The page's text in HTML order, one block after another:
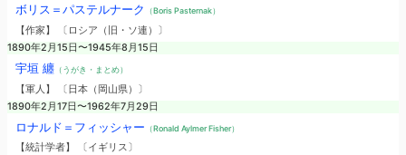
ボリス＝パステルナーク （Boris Pasternak）
【作家】 〔ロシア（旧・ソ連）〕
1890年2月15日〜1945年8月15日
宇垣 纏（うがき・まとめ）
【軍人】 〔日本（岡山県）〕
1890年2月17日〜1962年7月29日
ロナルド＝フィッシャー （Ronald Aylmer Fisher）
【統計学者】 〔イギリス〕